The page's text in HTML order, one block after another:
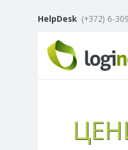
HelpDesk (+372) 6-